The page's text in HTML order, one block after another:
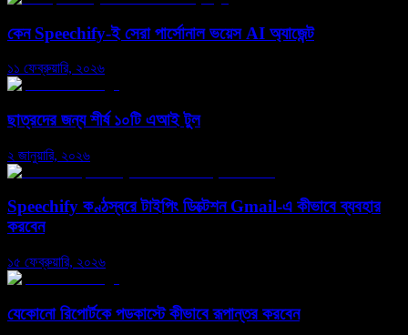
কেন Speechify-ই সেরা পার্সোনাল ভয়েস AI অ্যাজেন্ট
১১ ফেব্রুয়ারি, ২০২৬
ছাত্রদের জন্য শীর্ষ ১০টি এআই টুল
২ জানুয়ারি, ২০২৬
Speechify কণ্ঠস্বরে টাইপিং ডিক্টেশন Gmail-এ কীভাবে ব্যবহার
করবেন
১৫ ফেব্রুয়ারি, ২০২৬
যেকোনো রিপোর্টকে পডকাস্টে কীভাবে রূপান্তর করবেন